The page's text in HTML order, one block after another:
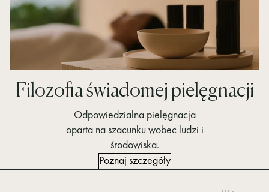
Filozofia świadomej pielęgnacji
Odpowiedzialna pielęgnacja
oparta na szacunku wobec ludzi i
środowiska.
Poznaj szczegóły